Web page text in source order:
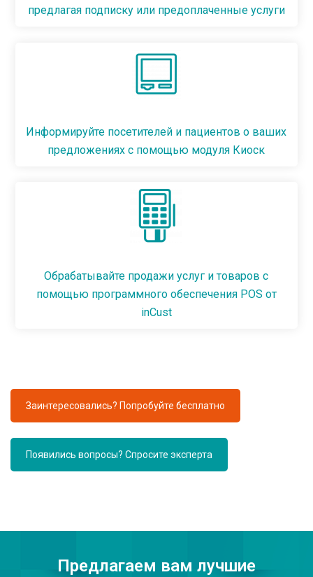
предлагая подписку или предоплаченные услуги
Информируйте посетителей и пациентов о ваших
предложениях с помощью модуля Киоск
Обрабатывайте продажи услуг и товаров с
помощью программного обеспечения POS от
inCust
Заинтересовались? Попробуйте бесплатно
Появились вопросы? Спросите эксперта
Предлагаем вам лучшие